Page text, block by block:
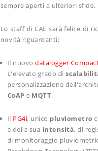
sempre aperti a ulteriori sfide.
Lo staff di CAE sarà felice di
novità riguardanti:
Il nuovodatalogger
L'elevato grado di
personalizzazione
CoAP e MQTT.
Il PG4i, unico pluviometro
e della sua intensità, di
di monitoraggio